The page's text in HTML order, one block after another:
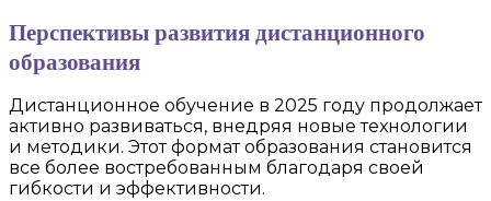
Перспективы развития дистанционного
образования
Дистанционное обучение в 2025 году продолжает
активно развиваться, внедряя новые технологии
и методики. Этот формат образования становится
все более востребованным благодаря своей
гибкости и эффективности.